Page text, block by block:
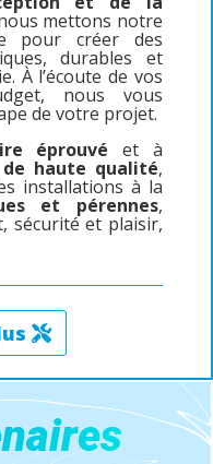
mettons notre
pour créer des
durables et
À l’écoute de vos
nous vous
de votre projet.
éprouvé et à
haute qualité,
installations à la
et pérennes,
sécurité et plaisir,